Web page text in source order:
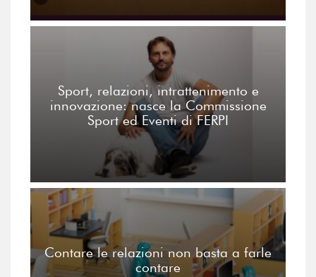
Sport, relazioni, intrattenimento e
innovazione: nasce la Commissione
Sport ed Eventi di FERPI
Contare le relazioni non basta a farle
contare